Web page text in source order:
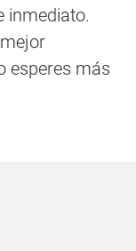
inmediato.
esperes más